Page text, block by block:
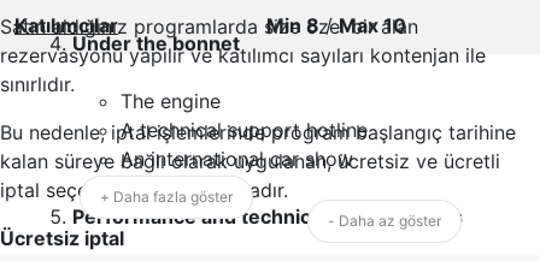
Under the bonnet
The engine
A technical support hotline
An international car show
Performance and technical specifications
Katılımcılar Min 8/Max 10
Satın aldığınız programlarda size özel bir alan
rezervasyonu yapılır ve katılımcı sayıları kontenjan ile
sınırlıdır.
Bu nedenle, iptal işlemlerinde program başlangıç tarihine
kalan süreye bağlı olarak uygulanan, ücretsiz ve ücretli
iptal seçenekleri bulunmaktadır.
Ücretsiz iptal
+ Daha fazla göster
- Daha az göster